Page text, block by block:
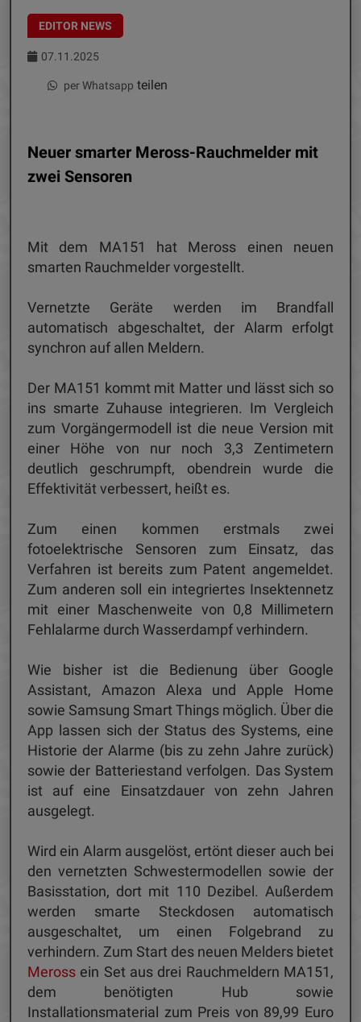
EDITOR NEWS
07.11.2025
per Whatsapp teilen
Neuer smarter Meross-Rauchmelder mit
zwei Sensoren
Mit dem MA151 hat Meross einen neuen
smarten Rauchmelder vorgestellt.
Vernetzte Geräte werden im Brandfall
automatisch abgeschaltet, der Alarm erfolgt
synchron auf allen Meldern.
Der MA151 kommt mit Matter und lässt sich so
ins smarte Zuhause integrieren. Im Vergleich
zum Vorgängermodell ist die neue Version mit
einer Höhe von nur noch 3,3 Zentimetern
deutlich geschrumpft, obendrein wurde die
Effektivität verbessert, heißt es.
Zum einen kommen erstmals zwei
fotoelektrische Sensoren zum Einsatz, das
Verfahren ist bereits zum Patent angemeldet.
Zum anderen soll ein integriertes Insektennetz
mit einer Maschenweite von 0,8 Millimetern
Fehlalarme durch Wasserdampf verhindern.
Wie bisher ist die Bedienung über Google
Assistant, Amazon Alexa und Apple Home
sowie Samsung Smart Things möglich. Über die
App lassen sich der Status des Systems, eine
Historie der Alarme (bis zu zehn Jahre zurück)
sowie der Batteriestand verfolgen. Das System
ist auf eine Einsatzdauer von zehn Jahren
ausgelegt.
Wird ein Alarm ausgelöst, ertönt dieser auch bei
den vernetzten Schwestermodellen sowie der
Basisstation, dort mit 110 Dezibel. Außerdem
werden smarte Steckdosen automatisch
ausgeschaltet, um einen Folgebrand zu
verhindern. Zum Start des neuen Melders bietet
Meross ein Set aus drei Rauchmeldern MA151,
dem benötigten Hub sowie
Installationsmaterial zum Preis von 89,99 Euro